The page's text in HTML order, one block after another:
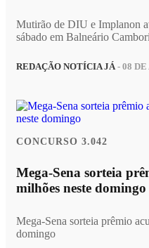
Mutirão de DIU e Implanon
sábado em Balneário
REDAÇÃO NOTÍCIA JÁ- 08 DE
CONCURSO 3.042
Mega-Sena sorteia
milhões neste domingo
Mega-Sena sorteia prêmio
domingo